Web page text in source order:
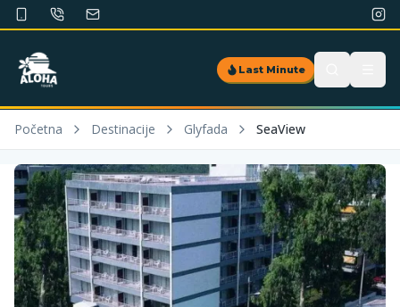
Last Minute
Početna Destinacije Glyfada SeaView